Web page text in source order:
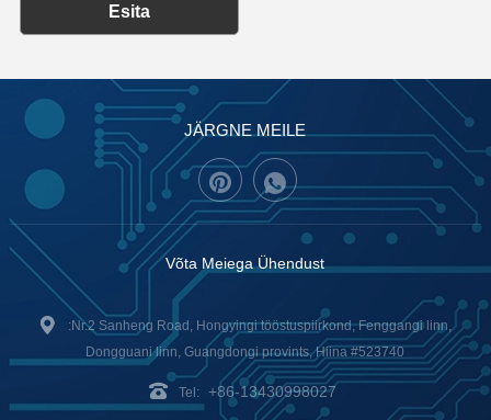
Esita
JÄRGNE MEILE
Võta Meiega Ühendust
:Nr.2 Sanheng Road, Hongyingi tööstuspiirkond, Fenggangi linn,
Dongguani linn, Guangdongi provints, Hiina #523740
Tel: +86-13430998027